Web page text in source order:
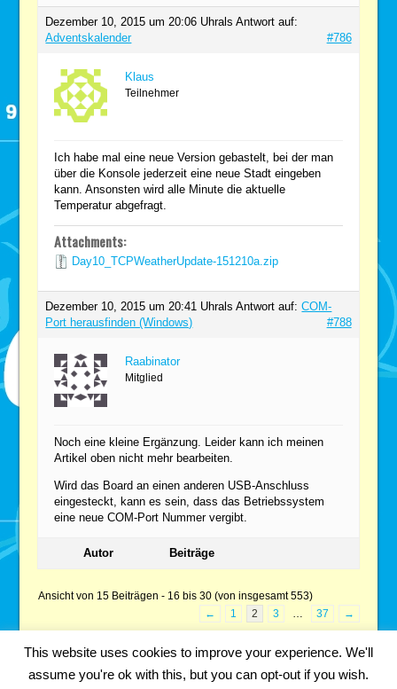
Dezember 10, 2015 um 20:06 Uhrals Antwort auf:
Adventskalender
#786
Klaus
Teilnehmer
Ich habe mal eine neue Version gebastelt, bei der man
über die Konsole jederzeit eine neue Stadt eingeben
kann. Ansonsten wird alle Minute die aktuelle
Temperatur abgefragt.
Attachments:
Day10_TCPWeatherUpdate-151210a.zip
Dezember 10, 2015 um 20:41 Uhrals Antwort auf:COM-
Port herausfinden (Windows)
#788
Raabinator
Mitglied
Noch eine kleine Ergänzung. Leider kann ich meinen
Artikel oben nicht mehr bearbeiten.
Wird das Board an einen anderen USB-Anschluss
eingesteckt, kann es sein, dass das Betriebssystem
eine neue COM-Port Nummer vergibt.
Autor Beiträge
Ansicht von 15 Beiträgen - 16 bis 30 (von insgesamt 553)
←
1 2 3 37 →
This website uses cookies to improve your experience. We'll
assume you're ok with this, but you can opt-out if you wish.